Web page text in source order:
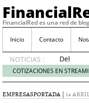
FinancialRed es una red de
Inicio Contacto
NOTICIAS :
Del
depósito
a la
cómo
COTIZACIONES EN
EMPRESASPORTADA | 14